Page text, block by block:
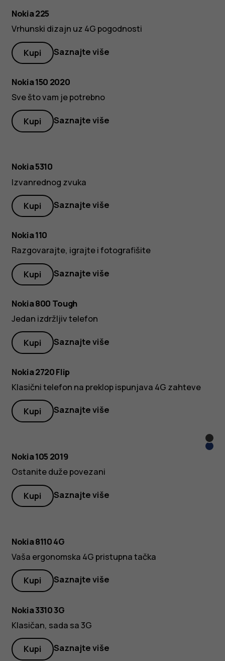
Nokia 225
Vrhunski dizajn uz 4G pogodnosti
Kupi Saznajte više
Nokia 150 2020
Sve što vam je potrebno
Kupi Saznajte više
Nokia 5310
Izvanrednog zvuka
Kupi Saznajte više
Nokia 110
Razgovarajte, igrajte i fotografišite
Kupi Saznajte više
Nokia 800 Tough
Jedan izdržljiv telefon
Kupi Saznajte više
Nokia 2720 Flip
Klasični telefon na preklop ispunjava 4G zahteve
Kupi Saznajte više
Crna
Nokia 105 2019
Ostanite duže povezani
Kupi Saznajte više
Nokia 8110 4G
Vaša ergonomska 4G pristupna tačka
Kupi Saznajte više
Nokia 3310 3G
Klasičan, sada sa 3G
Kupi Saznajte više